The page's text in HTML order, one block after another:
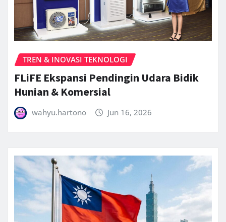
TREN & INOVASI TEKNOLOGI
FLiFE Ekspansi Pendingin Udara Bidik
Hunian & Komersial
wahyu.hartono Jun 16, 2026